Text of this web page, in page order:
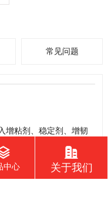
常见问题
增粘剂、稳定剂、增韧
理：在空气中微量水催
的化学成
白胶中的
中心 关于我们